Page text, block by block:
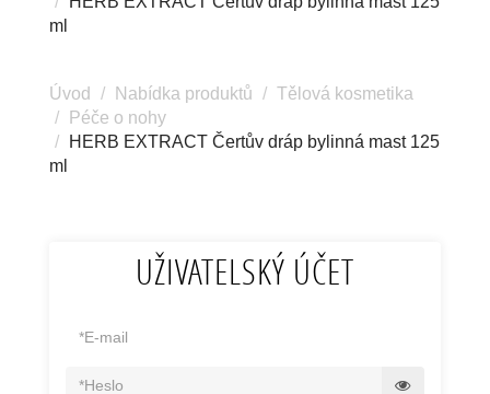
ml
Úvod Nabídka produktů
Tělová kosmetika
Péče o nohy
HERB EXTRACT Čertův dráp bylinná mast 125
ml
UŽIVATELSKÝ ÚČET